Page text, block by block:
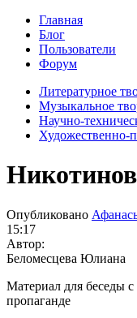
Главная
Блог
Пользователи
Форум
Литературное
Музыкальное
Научно-
Художественно-
Опубликовано
15:17
Автор:
Беломесцева Юлиана
Материал для беседы
пропаганде